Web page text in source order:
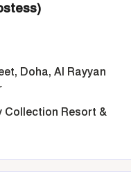
Doha, Al Rayyan
Collection Resort &